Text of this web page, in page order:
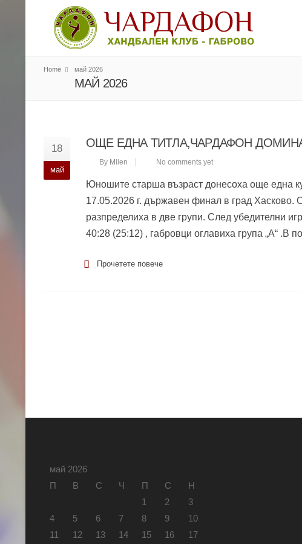
Home май 2026
МАЙ 2026
18
май
ОЩЕ ЕДНА ТИТЛА,ЧАРДАФОН
By Milen No comments yet
Юношите старша възраст донесоха още една
17.05.2026 г. държавен финал в град
разпределиха в две групи. След убедителни
40:28 (25:12) , габровци оглавиха група „А“ .В
Прочетете повече
май 2026
П
В С Ч П С
Н
1
2
3
4
5 6 7 8 9
10
11
12 13 14 15 16 17